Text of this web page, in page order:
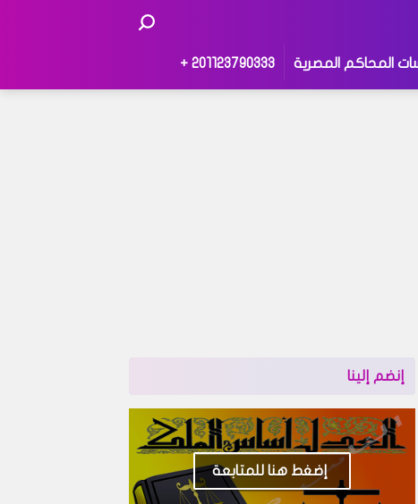
المحاكم المصرية 201123790333 +
إنضم إلينا
إضغط هنا للمتابعة